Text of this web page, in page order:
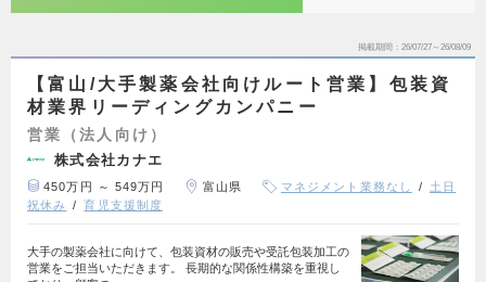
掲載期間 26/07/27～26/08/09
【富山/大手製薬会社向けルート営業】包装資
材業界リーディングカンパニー
営業（法人向け）
株式会社カナエ
450万円 ～ 549万円 富山県 マネジメント業務なし
土日
祝休み
育児支援制度
大手の製薬会社に向けて、包装資材の販売や受託包装加工の
営業をご担当いただきます。 長期的な関係性構築を重視し